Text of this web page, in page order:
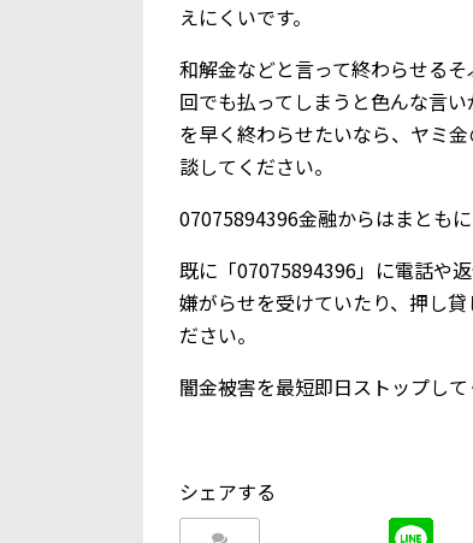
えにくいです。
和解金などと言って終わらせる
回でも払ってしまうと色んな言
を早く終わらせたいなら、ヤミ
談してください。
07075894396金融からはまとも
既に「07075894396」に電話や
嫌がらせを受けていたり、押し
ださい。
闇金被害を最短即日ストップして
シェアする